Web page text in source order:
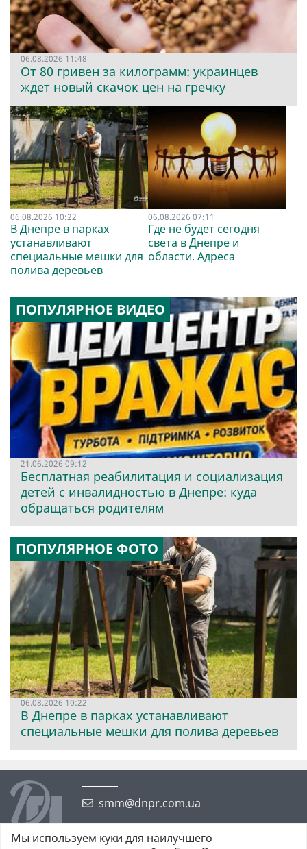
06.08.2026 11:48
От 80 гривен за килограмм: украинцев
ждет новый скачок цен на гречку
06.08.2026 10:22
В Днепре в парках
устанавливают
специальные мешки для
полива деревьев
06.08.2026 07:11
Где не будет сегодня
света в Днепре и
области. Адреса
ПОПУЛЯРНОЕ ВИДЕО
21.06.2026 09:12
Бесплатная реабилитация и социализация
детей с инвалидностью в Днепре: куда
обращаться родителям
ПОПУЛЯРНОЕ ФОТО
06.08.2026 10:22
В Днепре в парках устанавливают
специальные мешки для полива деревьев
smm@dnpr.com.ua
Мы используем куки для наилучшего